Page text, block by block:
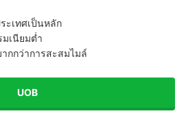
ะเทศเป็นหลัก
เนียมต่ำ
กกว่าการสะสมไมล์
UOB